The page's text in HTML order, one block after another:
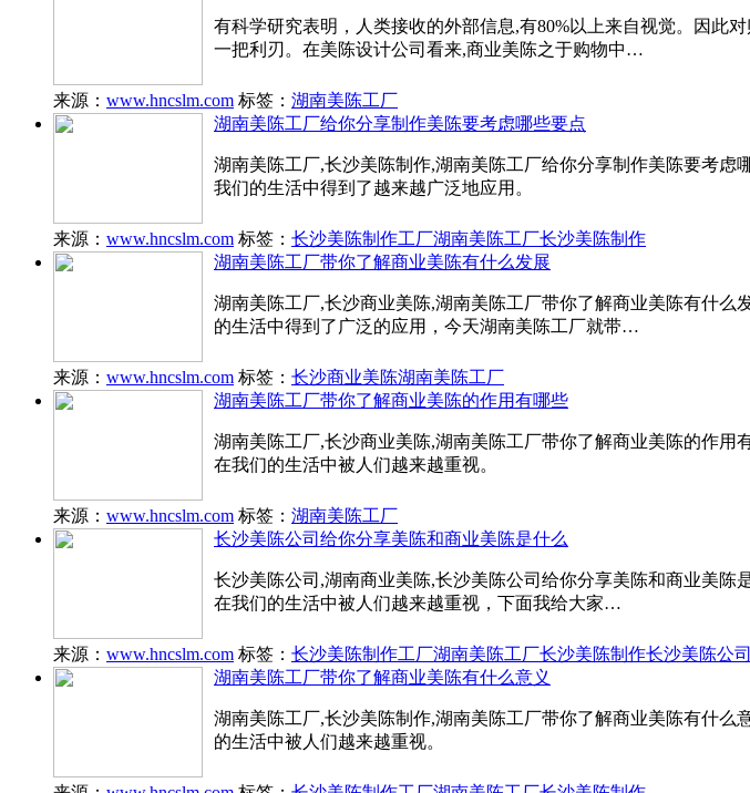
有科学研究表明，人类接收的外部信息,有80%以上来自视觉。因此
一把利刃。在美陈设计公司看来,商业美陈之于购物中…
来源： www.hncslm.com 标签： 湖南美陈工厂
湖南美陈工厂给你分享制作美陈要考虑哪些要点
湖南美陈工厂,长沙美陈制作,湖南美陈工厂给你分享制作美陈要考
我们的生活中得到了越来越广泛地应用。
来源： www.hncslm.com 标签： 长沙美陈制作工厂湖南美陈工厂长沙美陈制作
湖南美陈工厂带你了解商业美陈有什么发展
湖南美陈工厂,长沙商业美陈,湖南美陈工厂带你了解商业美陈有什
的生活中得到了广泛的应用，今天湖南美陈工厂就带…
来源： www.hncslm.com 标签： 长沙商业美陈湖南美陈工厂
湖南美陈工厂带你了解商业美陈的作用有哪些
湖南美陈工厂,​长沙商业美陈,湖南美陈工厂带你了解商业美陈的作
在我们的生活中被人们越来越重视。
来源： www.hncslm.com 标签： 湖南美陈工厂
长沙美陈公司给你分享美陈和商业美陈是什么
长沙美陈公司,​湖南商业美陈,长沙美陈公司给你分享美陈和商业美
在我们的生活中被人们越来越重视，下面我给大家…
来源： www.hncslm.com 标签： 长沙美陈制作工厂湖南美陈工厂长沙美陈制作长沙美陈公司
湖南美陈工厂带你了解商业美陈有什么意义
湖南美陈工厂,长沙美陈制作,湖南美陈工厂带你了解商业美陈有什
的生活中被人们越来越重视。